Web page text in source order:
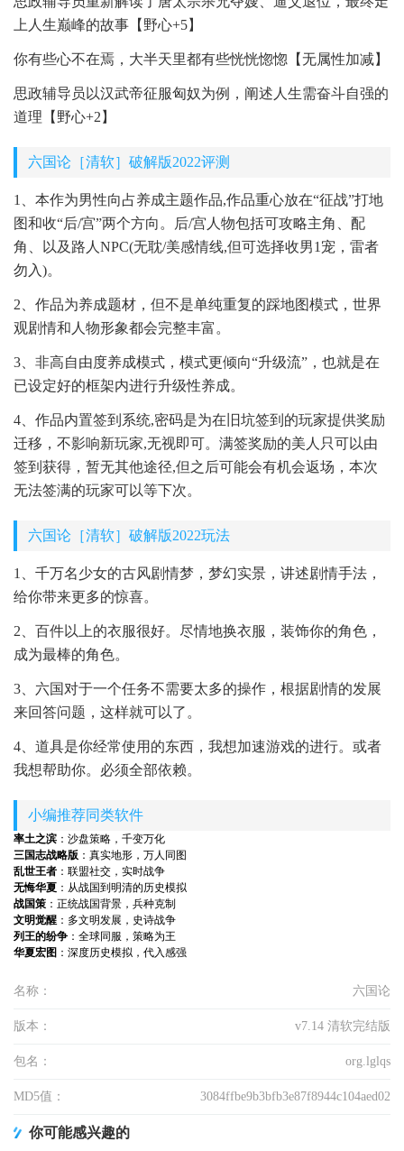
上人生巅峰的故事【野心+5】
你有些心不在焉，大半天里都有些恍恍惚惚【无属性加减】
思政辅导员以汉武帝征服匈奴为例，阐述人生需奋斗自强的
道理【野心+2】
六国论［清软］破解版2022评测
1、本作为男性向占养成主题作品,作品重心放在“征战”打地
图和收“后/宫”两个方向。后/宫人物包括可攻略主角、配
角、以及路人NPC(无耽/美感情线,但可选择收男1宠，雷者
勿入)。
2、作品为养成题材，但不是单纯重复的踩地图模式，世界
观剧情和人物形象都会完整丰富。
3、非高自由度养成模式，模式更倾向“升级流”，也就是在
已设定好的框架内进行升级性养成。
4、作品内置签到系统,密码是为在旧坑签到的玩家提供奖励
迁移，不影响新玩家,无视即可。满签奖励的美人只可以由
签到获得，暂无其他途径,但之后可能会有机会返场，本次
无法签满的玩家可以等下次。
六国论［清软］破解版2022玩法
1、千万名少女的古风剧情梦，梦幻实景，讲述剧情手法，
给你带来更多的惊喜。
2、百件以上的衣服很好。尽情地换衣服，装饰你的角色，
成为最棒的角色。
3、六国对于一个任务不需要太多的操作，根据剧情的发展
来回答问题，这样就可以了。
4、道具是你经常使用的东西，我想加速游戏的进行。或者
我想帮助你。必须全部依赖。
小编推荐同类软件
率土之滨 ：沙盘策略，千变万化
三国志战略版 ：真实地形，万人同图
乱世王者 ：联盟社交，实时战争
无悔华夏 ：从战国到明清的历史模拟
战国策 ：正统战国背景，兵种克制
文明觉醒 ：多文明发展，史诗战争
列王的纷争 ：全球同服，策略为王
华夏宏图 ：深度历史模拟，代入感强
名称： 六国论
版本： v7.14 清软完结版
包名： org.lglqs
MD5值： 3084ffbe9b3bfb3e87f8944c104aed02
你可能感兴趣的